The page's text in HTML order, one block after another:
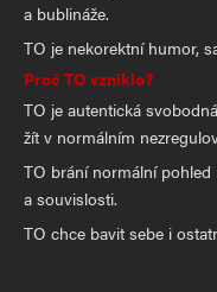
a bublináže.
TO je nekorektní humor,
Proč TO vzniklo?
TO je autentická
žít v normálním
TO brání normální
a souvislosti.
TO chce bavit sebe i